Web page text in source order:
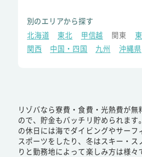
別のエリアから探す
北海道
東北 甲信越 関東
関西
中国・四国 九州 沖縄県
リゾバなら寮費・食費・光熱費が無
ので、貯金もバッチリ貯められます
の休日には海でダイビングやサーフ
スポーツをしたり、冬はスキー・ス
りと勤務地によって楽しみ方は様々